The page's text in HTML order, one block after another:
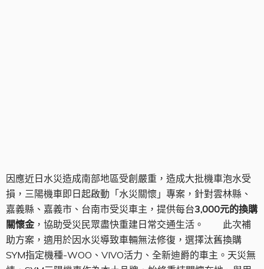
因應近日水災造成南部地區受創嚴重，造成大批機車泡水受
損，三陽機車即日起啟動「水災關懷」專案，針對雲林縣、
嘉義縣、嘉義市、台南市受災車主，提供每台3,000元的換購
關懷金 ，協助受災民眾盡快重建日常交通生活。
此次補
助方案，適用於因水災導致車輛無法修復，選擇汰舊換購
SYM指定機種-WOO、VIVO活力、全新迪爵的車主。天災無